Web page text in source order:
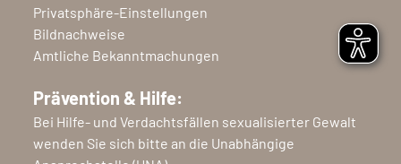
Privatsphäre-Einstellungen
Bildnachweise
Amtliche Bekanntmachungen
Prävention & Hilfe:
Bei Hilfe- und Verdachtsfällen sexualisierter Gewalt
wenden Sie sich bitte an die Unabhängige